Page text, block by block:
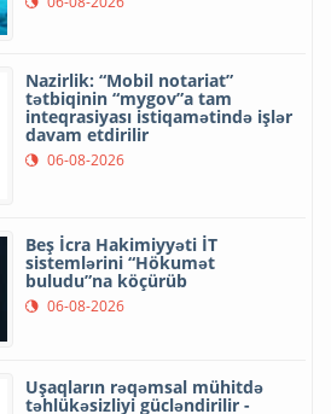
Nazirlik: “Mobil notariat”
tətbiqinin “mygov”a tam
inteqrasiyası istiqamətində işlər
davam etdirilir
06-08-2026
Beş İcra Hakimiyyəti İT
sistemlərini “Hökumət
buludu”na köçürüb
06-08-2026
Uşaqların rəqəmsal mühitdə
təhlükəsizliyi gücləndirilir -